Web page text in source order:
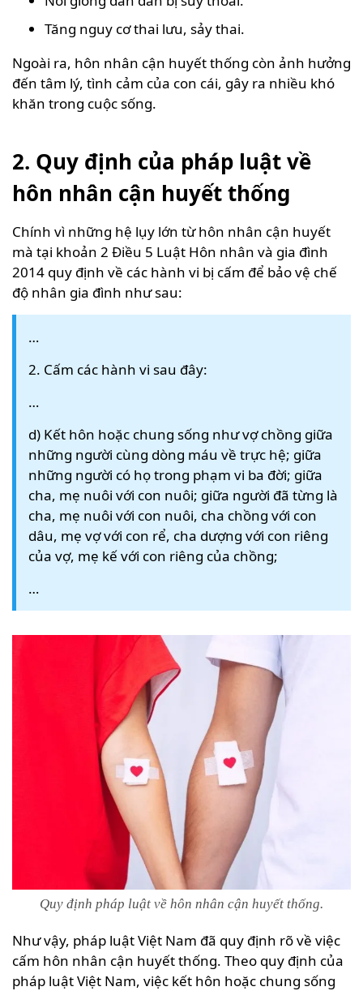
Tăng nguy cơ thai lưu, sảy thai.
Ngoài ra, hôn nhân cận huyết thống còn ảnh hưởng
đến tâm lý, tình cảm của con cái, gây ra nhiều khó
khăn trong cuộc sống.
2. Quy định của pháp luật về
hôn nhân cận huyết thống
Chính vì những hệ lụy lớn từ hôn nhân cận huyết
mà tại khoản 2 Điều 5 Luật Hôn nhân và gia đình
2014 quy định về các hành vi bị cấm để bảo vệ chế
độ nhân gia đình như sau:
…
2. Cấm các hành vi sau đây:
…
d) Kết hôn hoặc chung sống như vợ chồng giữa
những người cùng dòng máu về trực hệ; giữa
những người có họ trong phạm vi ba đời; giữa
cha, mẹ nuôi với con nuôi; giữa người đã từng là
cha, mẹ nuôi với con nuôi, cha chồng với con
dâu, mẹ vợ với con rể, cha dượng với con riêng
của vợ, mẹ kế với con riêng của chồng;
…
Quy định pháp luật về hôn nhân cận huyết thống.
Như vậy, pháp luật Việt Nam đã quy định rõ về việc
cấm hôn nhân cận huyết thống. Theo quy định của
pháp luật Việt Nam, việc kết hôn hoặc chung sống